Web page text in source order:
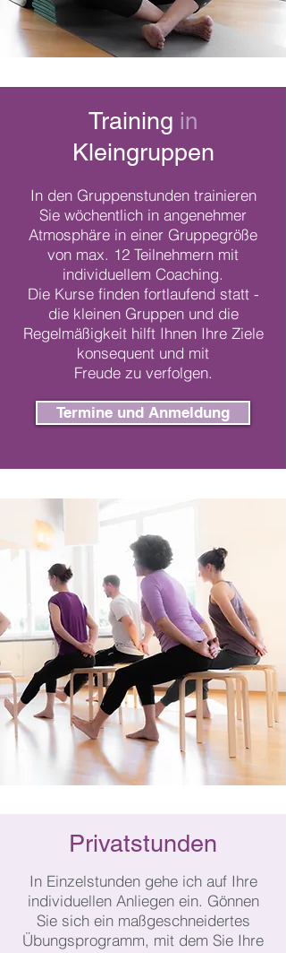
Training in
Kleingruppen
In den Gruppenstunden trainieren
Sie wöchentlich in angenehmer
Atmosphäre in einer Gruppegröße
von max. 12 Teilnehmern mit
individuellem Coaching.
Die Kurse finden fortlaufend statt -
die kleinen Gruppen und die
Regelmäßigkeit hilft Ihnen Ihre Ziele
konsequent und mit
Freude zu verfolgen.
Termine und Anmeldung
Privatstunden
In Einzelstunden gehe ich auf Ihre
individuellen Anliegen ein. Gönnen
Sie sich ein maßgeschneidertes
Übungsprogramm, mit dem Sie Ihre